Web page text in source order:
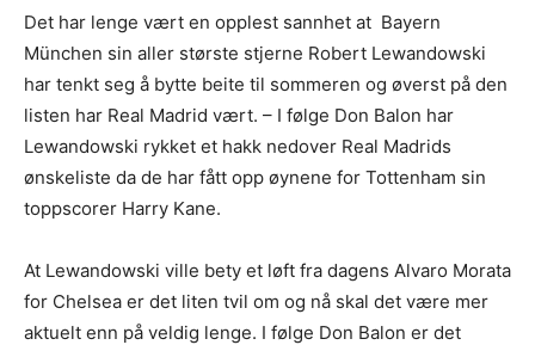
Det har lenge vært en opplest sannhet at Bayern
München sin aller største stjerne Robert Lewandowski
har tenkt seg å bytte beite til sommeren og øverst på den
listen har Real Madrid vært. – I følge Don Balon har
Lewandowski rykket et hakk nedover Real Madrids
ønskeliste da de har fått opp øynene for Tottenham sin
toppscorer Harry Kane.
At Lewandowski ville bety et løft fra dagens Alvaro Morata
for Chelsea er det liten tvil om og nå skal det være mer
aktuelt enn på veldig lenge. I følge Don Balon er det